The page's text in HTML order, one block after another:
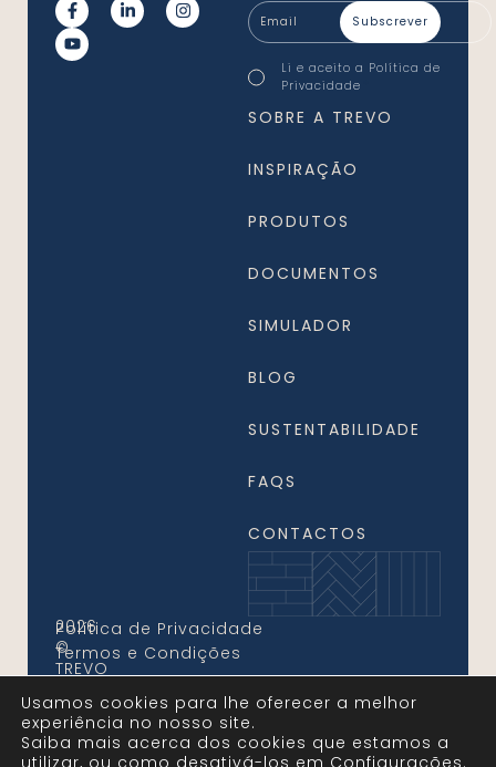
Email
*
Consentimento
*
Li e aceito a Política de
Privacidade
SOBRE A TREVO
INSPIRAÇÃO
PRODUTOS
DOCUMENTOS
SIMULADOR
BLOG
SUSTENTABILIDADE
FAQS
CONTACTOS
2026
©
TREVO
Todos
os
Direitos
Política de Privacidade
Termos e Condições
Usamos cookies para lhe oferecer a melhor
experiência no nosso site.
Saiba mais acerca dos cookies que estamos a
utilizar, ou como desativá-los em
configurações.